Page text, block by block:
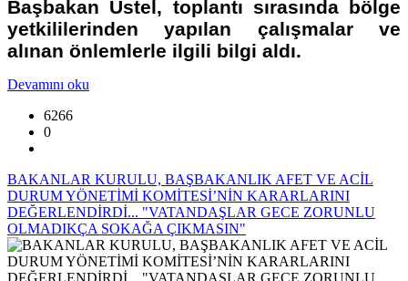
Başbakan Üstel, toplantı sırasında bölge
yetkililerinden yapılan çalışmalar ve
alınan önlemlerle ilgili bilgi aldı.
Devamını oku
6266
0
BAKANLAR KURULU, BAŞBAKANLIK AFET VE ACİL
DURUM YÖNETİMİ KOMİTESİ’NİN KARARLARINI
DEĞERLENDİRDİ... "VATANDAŞLAR GECE ZORUNLU
OLMADIKÇA SOKAĞA ÇIKMASIN"